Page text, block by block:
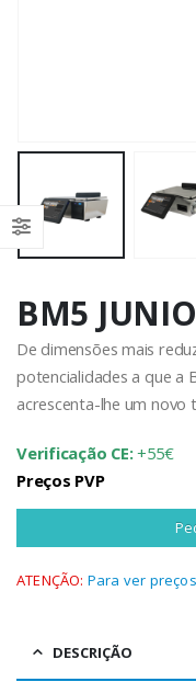
BM5
De dimensões mais
potencialidades a que a
acrescenta-lhe um novo
Verificação CE:+55€
Preços PVP
ATENÇÃO: Para ver
DESCRIÇÃO